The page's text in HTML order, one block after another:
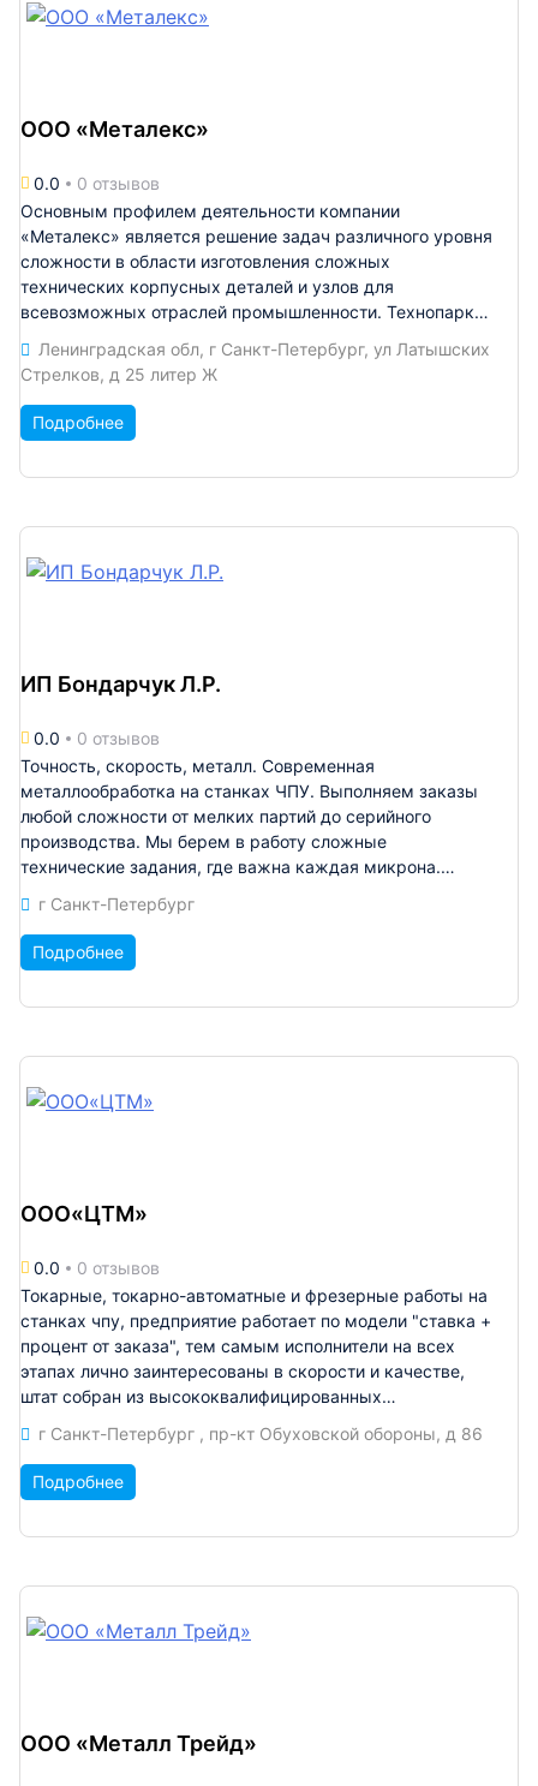
ООО «Металекс»
0.0
0 отзывов
Основным профилем деятельности компании
«Металекс» является решение задач различного уровня
сложности в области изготовления сложных
технических корпусных деталей и узлов для
всевозможных отраслей промышленности. Технопарк
компании насчитывает более 20 единиц оборудования,
начиная от универсальных обрабатывающих станков и
заканчивая флагманскими моделями от ведущих
мировых производителей металлообрабатывающего
оборудования. В инженерном центре компании особое
Российских и зарубежных выставках и конференциях.
В совокупности, инженерно-технологический потенциал
компании позволяет производить как эксклюзивную
Ленинградская обл, г Санкт-Петербург, ул Латышских
Стрелков, д 25 литер Ж
Подробнее
ИП Бондарчук Л.Р.
0.0
0 отзывов
Точность, скорость, металл. Современная
металлообработка на станках ЧПУ. Выполняем заказы
любой сложности от мелких партий до серийного
производства. Мы берем в работу сложные
технические задания, где важна каждая микрона.
Полный цикл механической обработки, собственный
контроль качества и прозрачные цены. Гарантируем
качество и четкое соблюдение геометрии. Превращаем
ваш чертеж в надежную деталь!
г Санкт-Петербург
Подробнее
ООО«ЦТМ»
0.0
0 отзывов
Токарные, токарно-автоматные и фрезерные работы на
станках чпу, предприятие работает по модели "ставка +
процент от заказа", тем самым исполнители на всех
этапах лично заинтересованы в скорости и качестве,
штат собран из высококвалифицированных
профессионалов, приглашаем к сотрудничеству, дадим
хорошую цену и сделаем все в лучшем виде.
г Санкт-Петербург , пр-кт Обуховской обороны, д 86
Подробнее
ООО «Металл Трейд»